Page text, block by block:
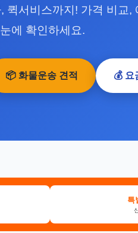
퀵서비스까지! 가격 비교,
에 확인하세요.
📦 화물운송 견적 💰 요
특